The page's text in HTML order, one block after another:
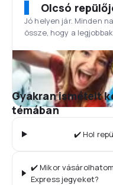
Olcsó
Jó helyen jár. Minden
össze, hogy a
Gyakran ismételt
témában
✔️ Hol
✔️ Mikor
Express jegyeket?